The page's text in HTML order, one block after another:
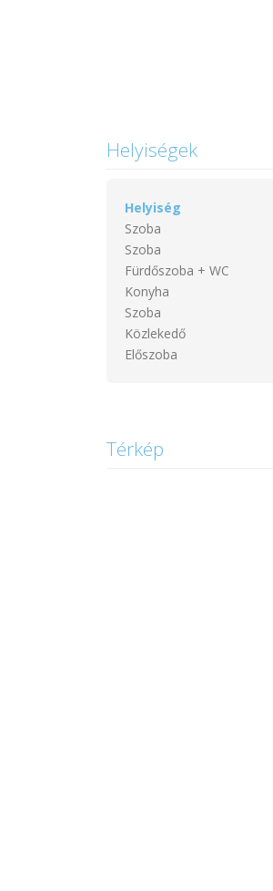
Helyiségek
Helyiség
Szoba
Szoba
Fürdőszoba + WC
Konyha
Szoba
Közlekedő
Előszoba
Térkép